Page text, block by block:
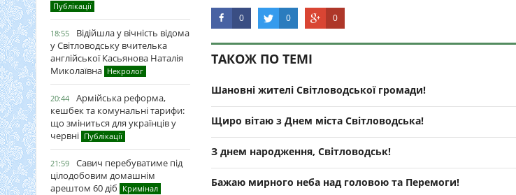
Публікації
18:55
Відійшла у вічність відома
у Світловодську вчителька
англійської Касьянова Наталія
Миколаївна Некролог
20:44
Армійська реформа,
кешбек та комунальні тарифи:
що зміниться для українців у
червні Публікації
21:59
Савич перебуватиме під
цілодобовим домашнім
арештом 60 діб Кримінал
0 0 0
ТАКОЖ ПО ТЕМІ
Шановні жителі Світловодської громади!
Щиро вітаю з Днем міста Світловодська!
З днем народження, Світловодськ!
Бажаю мирного неба над головою та Перемоги!